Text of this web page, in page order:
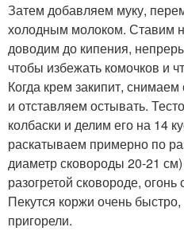
Затем добавляем муку,
холодным молоком. Ставим
доводим до кипения,
чтобы избежать комочков и
Когда крем закипит,
и отставляем остывать.
колбаски и делим его на 14
раскатываем примерно по
диаметр сковороды 20-21
разогретой сковороде,
Пекутся коржи очень
пригорели.